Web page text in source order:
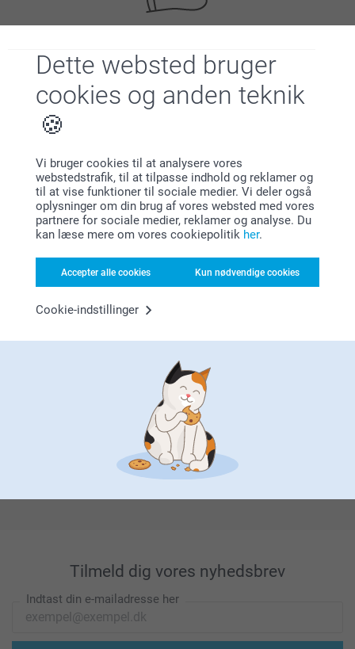
Dette websted bruger
cookies og anden teknik
Vi bruger cookies til at analysere vores
webstedstrafik, til at tilpasse indhold og reklamer og
til at vise funktioner til sociale medier. Vi deler også
oplysninger om din brug af vores websted med vores
partnere for sociale medier, reklamer og analyse. Du
kan læse mere om vores cookiepolitik her.
Accepter alle cookies Kun nødvendige cookies
Cookie-indstillinger
Tilfreds kunde garanti
Bonus på alle dine køb
Leder du efter inspiration?
Førsteklasses kundeservice!
Tilmeld dig vores nyhedsbrev
Indtast din e-mailadresse her